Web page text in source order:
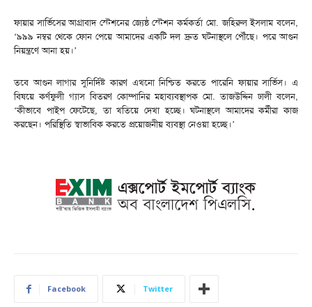
ফায়ার সার্ভিসের আগ্রাবাদ স্টেশনের জ্যেষ্ঠ স্টেশন কর্মকর্তা মো. জহিরুল ইসলাম বলেন,
‘৯৯৯ নম্বর থেকে ফোন পেয়ে আমাদের একটি দল দ্রুত ঘটনাস্থলে পৌঁছে। পরে আগুন
নিয়ন্ত্রণে আনা হয়।’
তবে আগুন লাগার সুনির্দিষ্ট কারণ এখনো নিশ্চিত করতে পারেনি ফায়ার সার্ভিস। এ
বিষয়ে কর্ণফুলী গ্যাস বিতরণ কোম্পানির মহাব্যবস্থাপক মো. তাজউদ্দিন ঢালী বলেন,
‘কীভাবে পাইপ ফেটেছে, তা খতিয়ে দেখা হচ্ছে। ঘটনাস্থলে আমাদের কর্মীরা কাজ
করছেন। পরিস্থিতি স্বাভাবিক করতে প্রয়োজনীয় ব্যবস্থা নেওয়া হচ্ছে।’
Facebook Twitter